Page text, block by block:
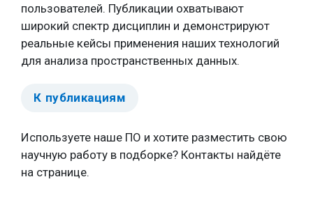
пользователей. Публикации охватывают
широкий спектр дисциплин и демонстрируют
реальные кейсы применения наших технологий
для анализа пространственных данных.
К публикациям
Используете наше ПО и хотите разместить свою
научную работу в подборке? Контакты найдёте
на странице.